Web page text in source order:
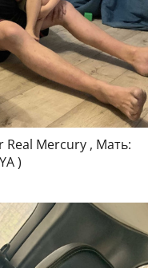
Real Mercury , Мать:
)